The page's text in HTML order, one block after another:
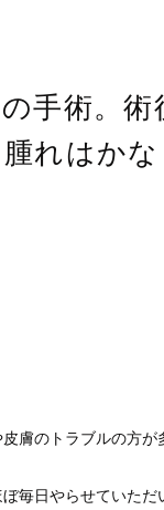
手術。術
れはか
膚のトラブルの方が
毎日やらせていただ